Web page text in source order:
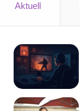
Aktuell